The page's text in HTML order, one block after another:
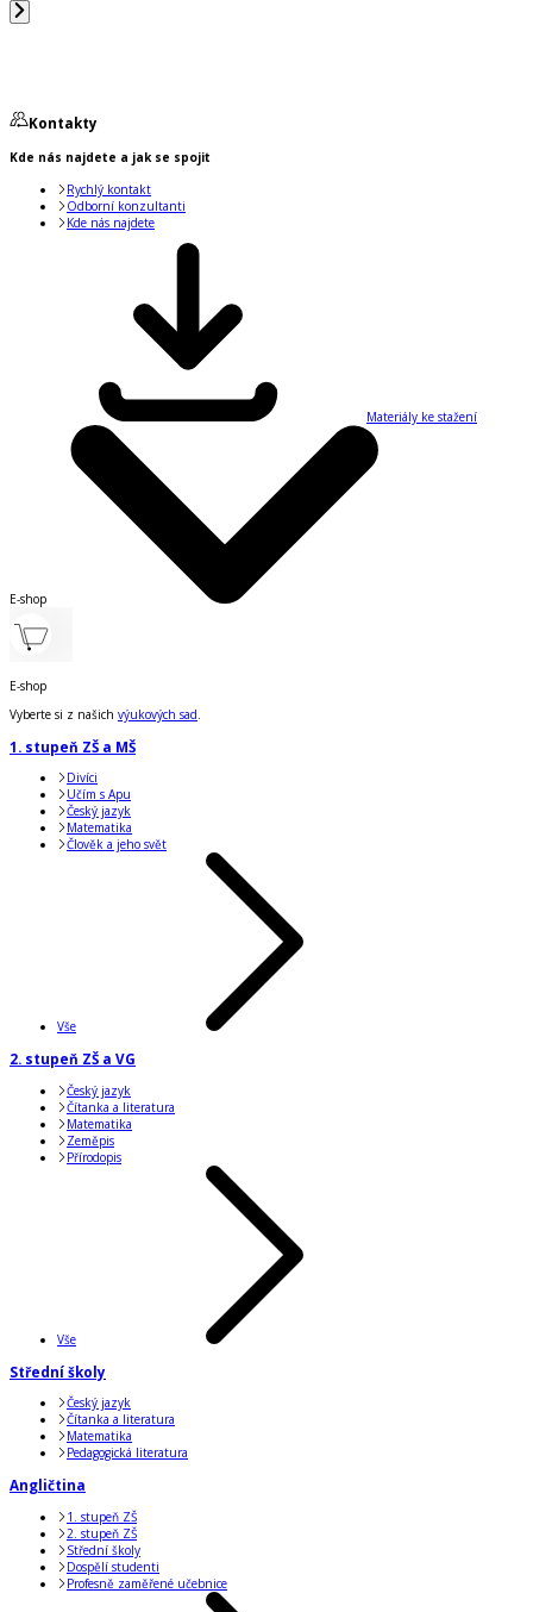
Kontakty
Kde nás najdete a jak se spojit
Rychlý kontakt
Odborní konzultanti
Kde nás najdete
Materiály ke stažení
E-shop
E-shop
Vyberte si z našich výukových sad.
1. stupeň ZŠ a MŠ
Divíci
Učím s Apu
Český jazyk
Matematika
Člověk a jeho svět
Vše
2. stupeň ZŠ a VG
Český jazyk
Čítanka a literatura
Matematika
Zeměpis
Přírodopis
Vše
Střední školy
Český jazyk
Čítanka a literatura
Matematika
Pedagogická literatura
Angličtina
1. stupeň ZŠ
2. stupeň ZŠ
Střední školy
Dospělí studenti
Profesně zaměřené učebnice